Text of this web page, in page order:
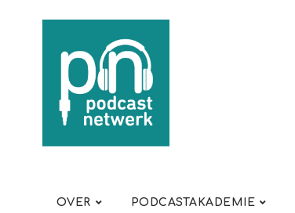
OVER PODCASTAKADEMIE